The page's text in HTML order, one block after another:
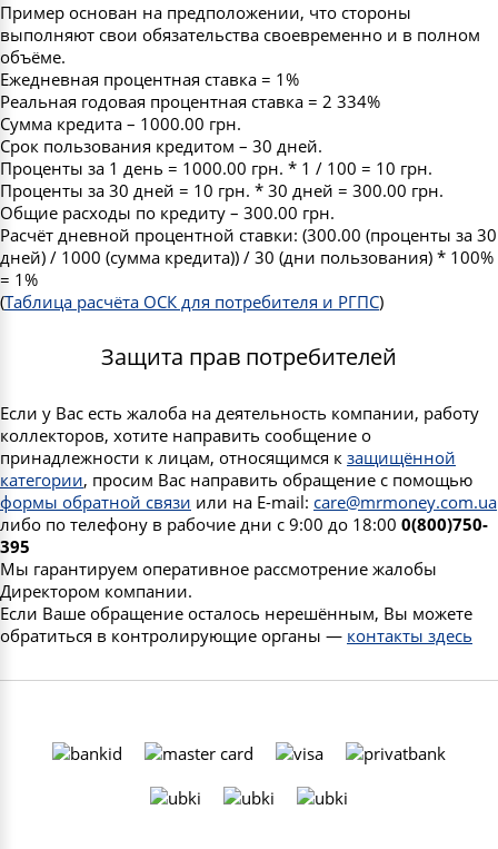
Пример основан на предположении, что стороны
выполняют свои обязательства своевременно и в полном
объёме.
Ежедневная процентная ставка = 1%
Реальная годовая процентная ставка = 2 334%
Сумма кредита – 1000.00 грн.
Срок пользования кредитом – 30 дней.
Проценты за 1 день = 1000.00 грн. * 1 / 100 = 10 грн.
Проценты за 30 дней = 10 грн. * 30 дней = 300.00 грн.
Общие расходы по кредиту – 300.00 грн.
Расчёт дневной процентной ставки: (300.00 (проценты за 30
дней) / 1000 (сумма кредита)) / 30 (дни пользования) * 100%
= 1%
(Таблица расчёта ОСК для потребителя и РГПС)
Защита прав потребителей
Если у Вас есть жалоба на деятельность компании, работу
коллекторов, хотите направить сообщение о
принадлежности к лицам, относящимся к защищённой
категории, просим Вас направить обращение с помощью
формы обратной связи или на E-mail: care@mrmoney.com.ua
либо по телефону в рабочие дни с 9:00 до 18:00 0(800)750-
395
Мы гарантируем оперативное рассмотрение жалобы
Директором компании.
Если Ваше обращение осталось нерешённым, Вы можете
обратиться в контролирующие органы — контакты здесь